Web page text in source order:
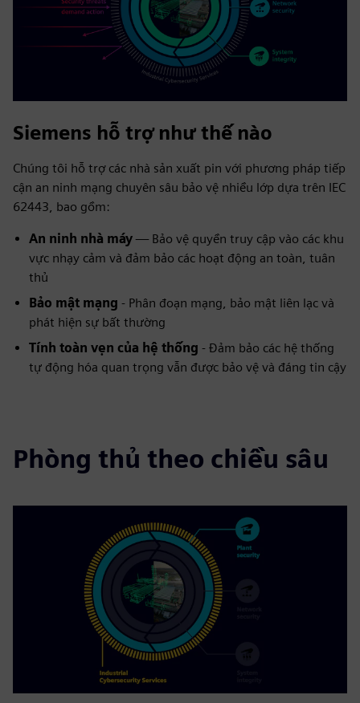
Siemens hỗ trợ như thế nào
Chúng tôi hỗ trợ các nhà sản xuất pin với phương pháp tiếp
cận an ninh mạng chuyên sâu bảo vệ nhiều lớp dựa trên IEC
62443, bao gồm:
An ninh nhà máy— Bảo vệ quyền truy cập vào các khu
vực nhạy cảm và đảm bảo các hoạt động an toàn, tuân
thủ
Bảo mật mạng - Phân đoạn mạng, bảo mật liên lạc và
phát hiện sự bất thường
Tính toàn vẹn của hệ thống - Đảm bảo các hệ thống
tự động hóa quan trọng vẫn được bảo vệ và đáng tin cậy
Phòng thủ theo chiều sâu